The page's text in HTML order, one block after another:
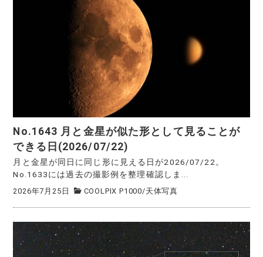
No.1643 月と金星が似た形として見ることが
できる日(2026/07/22)
月と金星が同日に同じ形に見える日が2026/07/22。
No.1633には過去の撮影例を整理確認しま...
2026年7月25日 COOLPIX P1000/天体写真